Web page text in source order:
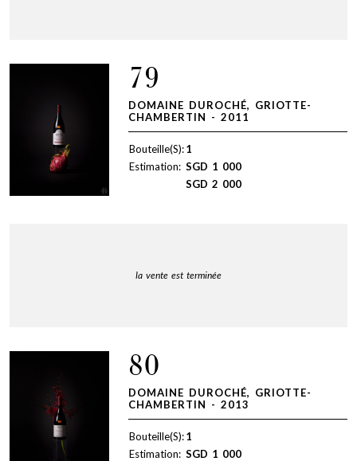
79
DOMAINE DUROCHÉ, GRIOTTE-
CHAMBERTIN - 2011
Bouteille(S):1
Estimation: SGD 1 000
SGD 2 000
la vente est terminée
80
DOMAINE DUROCHÉ, GRIOTTE-
CHAMBERTIN - 2013
Bouteille(S):1
Estimation: SGD 1 000